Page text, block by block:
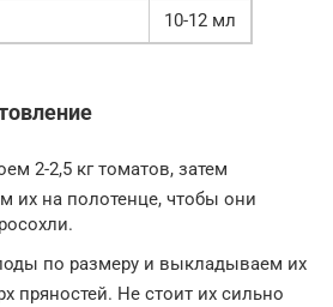
10-12 мл
2-2,5 кг томатов, затем
их на полотенце, чтобы они
по размеру и выкладываем их
пряностей. Не стоит их сильно